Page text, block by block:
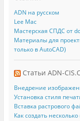
ADN на русском
Lee Mac
Мастерская СПДС от
Материалы для
только в AutoCAD)
Статьи ADN-
Внедрение
Установка стиля
Вставка растрового
Как создать